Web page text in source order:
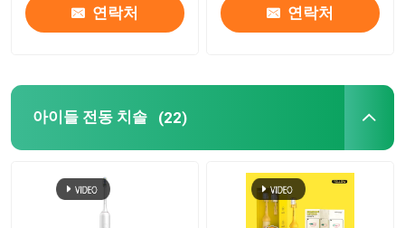
연락처 연락처
아이들 전동 치솔 (22)